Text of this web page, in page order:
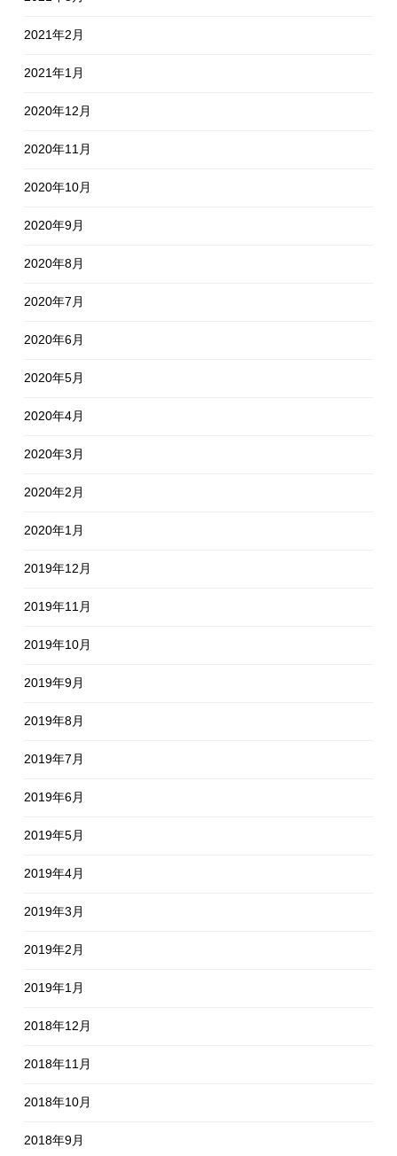
2021年2月
2021年1月
2020年12月
2020年11月
2020年10月
2020年9月
2020年8月
2020年7月
2020年6月
2020年5月
2020年4月
2020年3月
2020年2月
2020年1月
2019年12月
2019年11月
2019年10月
2019年9月
2019年8月
2019年7月
2019年6月
2019年5月
2019年4月
2019年3月
2019年2月
2019年1月
2018年12月
2018年11月
2018年10月
2018年9月